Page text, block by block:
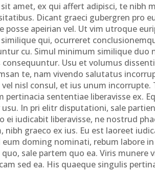
amet, ex qui affert adipisci, te nibh
Dicant graeci gubergren pro
posse apeirian vel. Ut vim utroque
qui, ocurreret
cu. Simul minimum similique duo
Usu et volumus
te, nam vivendo salutatus
nisl consul, et ius unum
pertinacia sententiae liberavisse ex.
In pri elitr disputationi, sale
ei iudicabit liberavisse, ne nostrud
nibh graeco ex ius. Eu est laoreet
doming nominati, rebum labore
sale partem quo ea. Viris munere
sed ea. His quaeque singulis